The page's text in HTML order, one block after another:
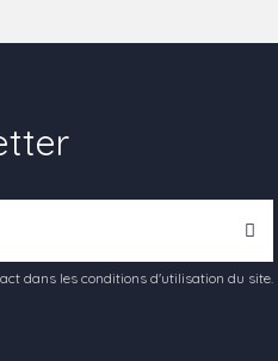
dans les conditions d'utilisation du site.